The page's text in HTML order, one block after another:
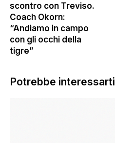
scontro con Treviso.
Coach Okorn:
“Andiamo in campo
con gli occhi della
tigre”
Potrebbe interessarti